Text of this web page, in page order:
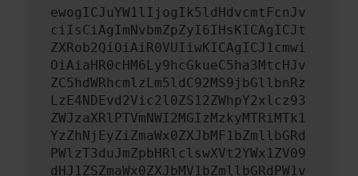
ewogICJuYW1lIjogIk5ldHdvcmtFcnJv
ciIsCiAgImNvbmZpZyI6IHsKICAgICJt
ZXRob2QiOiAiR0VUIiwKICAgICJ1cmwi
OiAiaHR0cHM6Ly9hcGkueC5ha3MtcHJv
ZC5hdWRhcmlzLm5ldC92MS9jbGllbnRz
LzE4NDEvd2Vic2l0ZS12ZWhpY2xlcz93
ZWJzaXRlPTVmNWI2MGIzMzkyMTRiMTk1
YzZhNjEyZiZmaWx0ZXJbMF1bZmllbGRd
PWlzT3duJmZpbHRlclswXVt2YWx1ZV09
dHJ1ZSZmaWx0ZXJbMV1bZmllbGRdPW1v